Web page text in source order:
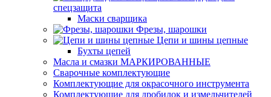
спецзащита
Маски сварщика
Фрезы, шарошки
Цепи и шины цепные
Бухты цепей
Масла и смазки МАРКИРОВАННЫЕ
Сварочные комплектующие
Комплектующие для окрасочного инструмента
Комплектующие для дробилок и измельчителей